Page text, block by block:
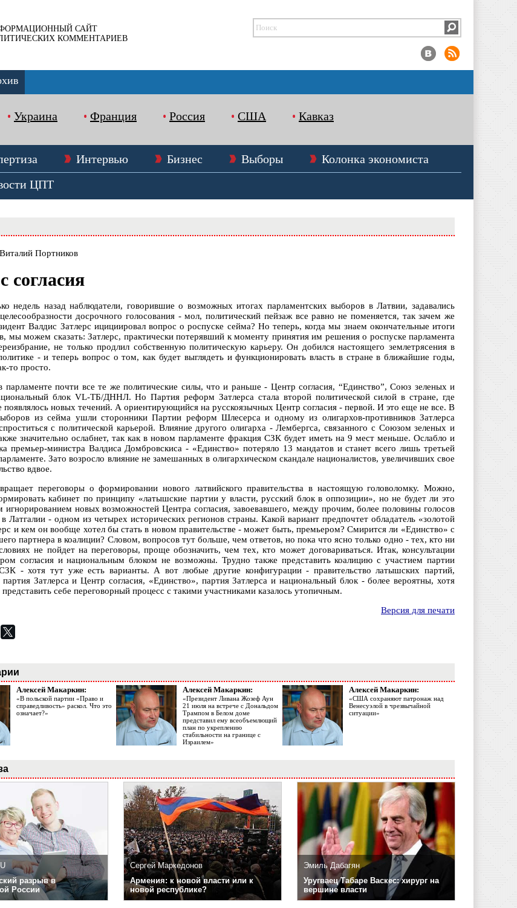
САЙТ
КОММЕНТАРИЕВ
Украина Франция Россия США Кавказ
Интервью Бизнес Выборы
Колонка экономиста
ЦПТ
Портников
согласия
недель назад наблюдатели, говорившие о возможных итогах парламентских выборов в Латвии, задавались
досрочного голосования - мол, политический пейзаж все равно не поменяется, так зачем же
Валдис Затлерс ицициировал вопрос о роспуске сейма? Но теперь, когда мы знаем окончательные итоги
мы можем сказать: Затлерс, практически потерявший к моменту принятия им решения о роспуске парламента
не только продлил собственную политическую карьеру. Он добился настоящего землетрясения в
- и теперь вопрос о том, как будет выглядеть и функционировать власть в стране в ближайшие годы,
то просто.
парламенте почти все те же политические силы, что и раньше - Центр согласия, “Единство”, Союз зеленых и
блок VL-ТБ/ДННЛ. Но Партия реформ Затлерса стала второй политической силой в стране, где
появлялось новых течений. А ориентирующийся на русскоязычных Центр согласия - первой. И это еще не все. В
из сейма ушли сторонники Партии реформ Шлесерса и одному из олигархов-противников Затлерса
с политической карьерой. Влияние другого олигарха - Лембергса, связанного с Союзом зеленых и
значительно ослабнет, так как в новом парламенте фракция СЗК будет иметь на 9 мест меньше. Ослабло и
премьер-министра Валдиса Домбровскиса - «Единство» потеряло 13 мандатов и станет всего лишь третьей
Зато возросло влияние не замешанных в олигархическом скандале националистов, увеличивших свое
вдвое.
переговоры о формировании нового латвийского правительства в настоящую головоломку. Можно,
кабинет по принципу «латышские партии у власти, русский блок в оппозиции», но не будет ли это
игнорированием новых возможностей Центра согласия, завоевавшего, между прочим, более половины голосов
в Латгалии - одном из четырех исторических регионов страны. Какой вариант предпочтет обладатель «золотой
и кем он вообще хотел бы стать в новом правительстве - может быть, премьером? Смирится ли «Единство» с
партнера в коалиции? Словом, вопросов тут больше, чем ответов, но пока что ясно только одно - тех, кто ни
не пойдет на переговоры, проще обозначить, чем тех, кто может договариваться. Итак, консультации
согласия и национальным блоком не возможны. Трудно также представить коалицию с участием партии
- хотя тут уже есть варианты. А вот любые другие конфигурации - правительство латышских партий,
партия Затлерса и Центр согласия, «Единство», партия Затлерса и национальный блок - более вероятны, хотя
себе переговорный процесс с такими участниками казалось утопичным.
Версия для печати
Алексей Макаркин:
«В польской партии «Право и
справедливость» раскол. Что это
означает?»
Алексей Макаркин:
«Президент Ливана Жозеф Аун
21 июля на встрече с Дональдом
Трампом в Белом доме
представил ему всеобъемлющий
план по укреплению
стабильности на границе с
Израилем»
Алексей Макаркин:
«США сохраняют патронаж над
Венесуэлой в чрезвычайной
ситуации»
разрыв в
России
Сергей Маркедонов
Армения: к новой власти или к
новой республике?
Эмиль Дабагян
Уругваец Табаре Васкес: хирург на
вершине власти